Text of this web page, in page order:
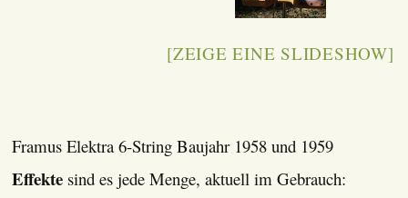
[ZEIGE EINE SLIDESHOW]
Framus Elektra 6-String Baujahr 1958 und 1959
Effekte sind es jede Menge, aktuell im Gebrauch: